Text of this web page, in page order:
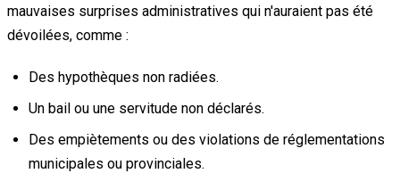
mauvaises surprises administratives qui n'auraient pas été
dévoilées, comme :
Des hypothèques non radiées.
Un bail ou une servitude non déclarés.
Des empiètements ou des violations de réglementations
municipales ou provinciales.